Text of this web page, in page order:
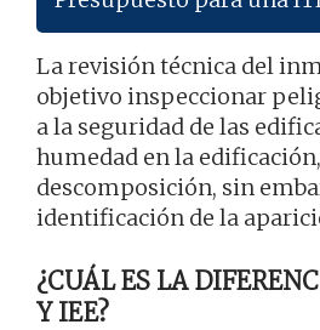
La revisión técnica del
objetivo inspeccionar
a la seguridad de las
humedad en la
descomposición, sin
identificación de la
¿CUÁL ES LA
Y IEE?